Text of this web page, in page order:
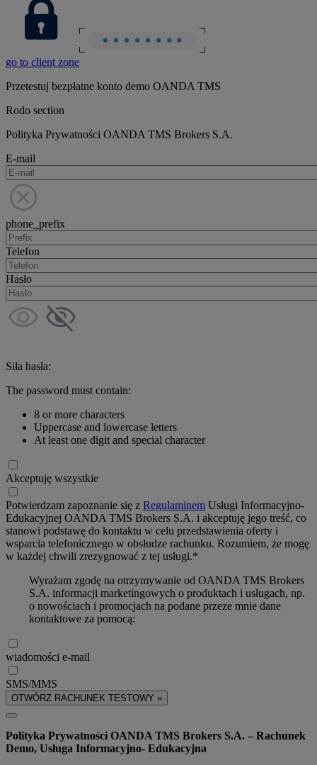
go to client zone
Przetestuj bezpłatne konto demo OANDA TMS
Rodo section
Polityka Prywatności OANDA TMS Brokers S.A.
E-mail
phone_prefix
Telefon
Hasło
Siła hasła:
The password must contain:
8 or more characters
Uppercase and lowercase letters
At least one digit and special character
Akceptuję wszystkie
Potwierdzam zapoznanie się z Regulaminem Usługi Informacyjno-
Edukacyjnej OANDA TMS Brokers S.A. i akceptuję jego treść, co
stanowi podstawę do kontaktu w celu przedstawienia oferty i
wsparcia telefonicznego w obsłudze rachunku. Rozumiem, że mogę
w każdej chwili zrezygnować z tej usługi.*
Wyrażam zgodę na otrzymywanie od OANDA TMS Brokers
S.A. informacji marketingowych o produktach i usługach, np.
o nowościach i promocjach na podane przeze mnie dane
kontaktowe za pomocą:
wiadomości e-mail
SMS/MMS
OTWÓRZ RACHUNEK TESTOWY »
Polityka Prywatności OANDA TMS Brokers S.A. – Rachunek
Demo, Usługa Informacyjno- Edukacyjna